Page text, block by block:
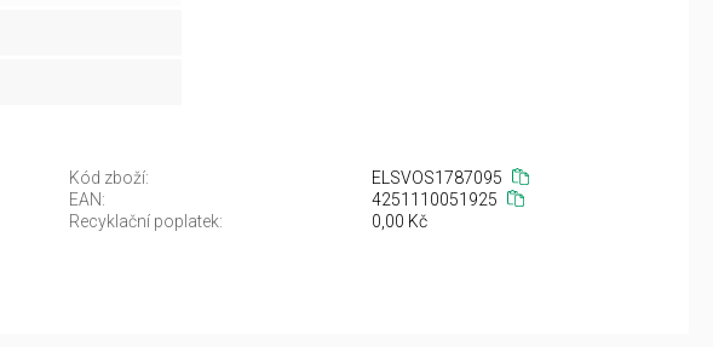
Kód zboží:
ELSVOS1787095
EAN:
4251110051925
Recyklační poplatek: 0,00 Kč